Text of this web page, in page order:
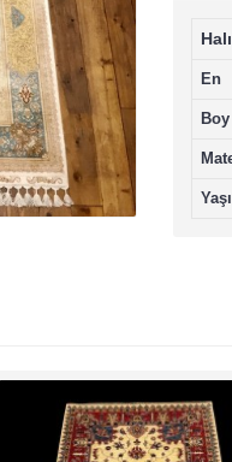
En
Boy
Yaşı